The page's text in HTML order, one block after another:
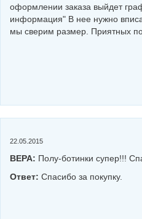
оформлении заказа выйдет
информация" В нее нужно
мы сверим размер. Приятных
22.05.2015
ВЕРА: Полу-ботинки супер!!!
Ответ: Спасибо за покупку.